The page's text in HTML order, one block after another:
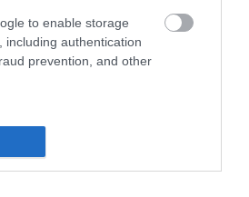
to enable storage
including authentication
prevention, and other
minden zöldebb
német katonai motorkerékpár